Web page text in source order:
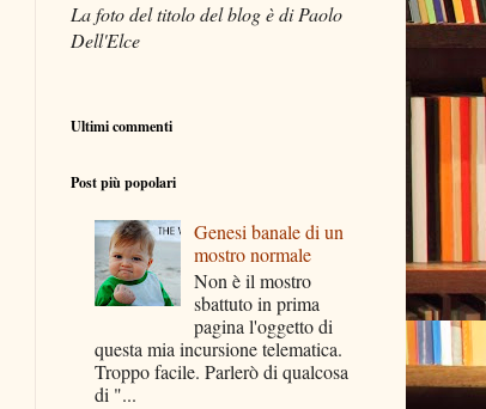
La foto del titolo del blog è di Paolo
Dell'Elce
Ultimi commenti
Post più popolari
Genesi banale di un
mostro normale
Non è il mostro
sbattuto in prima
pagina l'oggetto di
questa mia incursione telematica.
Troppo facile. Parlerò di qualcosa
di "...